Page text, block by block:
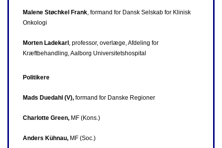
Malene Støchkel Frank, formand for Dansk Selskab for Klinisk
Onkologi
Morten Ladekarl , professor, overlæge, Afdeling for
Kræftbehandling, Aalborg Universitetshospital
Politikere
Mads Duedahl (V), formand for Danske Regioner
Charlotte Green, MF (Kons.)
Anders Kühnau, MF (Soc.)